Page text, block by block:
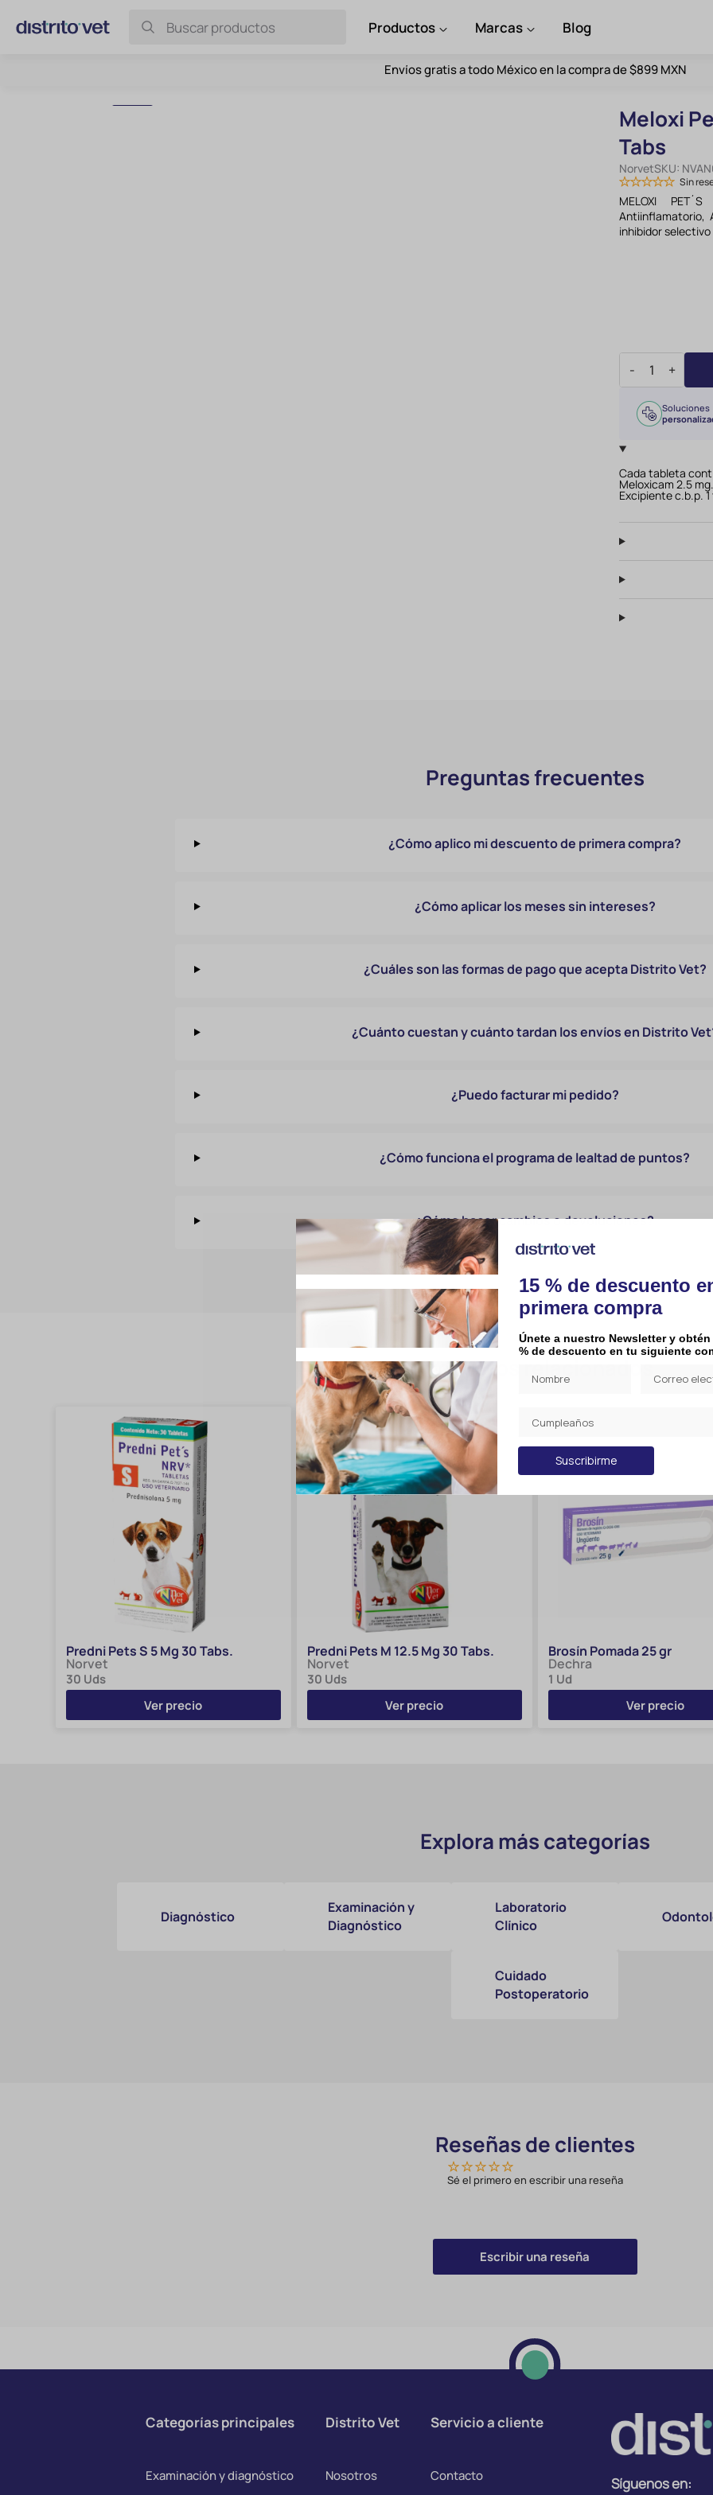
Productos Marcas Blog
Envíos gratis a todo México en la compra de $899 MXN
Meloxi
Tabs
NorvetSKU:
Sin
MELOXI
Antiinflamatorio,
inhibidor
- +
Soluciones
Cada tableta
Meloxicam 2.5
Excipiente c.b.p.
Preguntas frecuentes
¿Cómo aplico mi descuento de primera compra?
¿Cómo aplicar los meses sin intereses?
¿Cuáles son las formas de pago que acepta Distrito Vet?
¿Cuánto cuestan y cuánto tardan los envíos en Distrito
¿Puedo facturar mi pedido?
¿Cómo funciona el programa de lealtad de puntos?
¿Cómo hacer cambios o devoluciones?
Productos relacionados
Predni Pets S 5 Mg 30 Tabs.
Norvet
30 Uds
Ver precio
Predni Pets M 12.5 Mg 30 Tabs.
Norvet
30 Uds
Ver precio
Brosín Pomada 25 gr
Dechra
1 Ud
Ver precio
Explora más categorías
Diagnóstico
Examinación y
Diagnóstico
Laboratorio
Clínico
Cuidado
Postoperatorio
Reseñas de clientes
Sé el primero en escribir una reseña
Escribir una reseña
Categorías principales
Examinación y diagnóstico
Distrito Vet
Nosotros
Servicio a cliente
Contacto Síguenos en:
15 % de descuento
primera compra
Únete a nuestro Newsletter y obtén
% de descuento en tu siguiente
Suscribirme